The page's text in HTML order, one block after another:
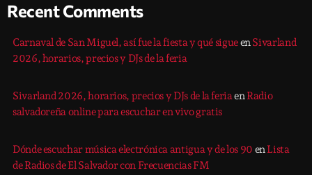
Recent Comments
Carnaval de San Miguel, así fue la fiesta y qué sigueenSivarland
2026, horarios, precios y DJs de la feria
Sivarland 2026, horarios, precios y DJs de la feriaenRadio
salvadoreña online para escuchar en vivo gratis
Dónde escuchar música electrónica antigua y de los 90 enLista
de Radios de El Salvador con Frecuencias FM